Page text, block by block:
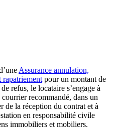
Assurance annulation,
rapatriement pour un montant de
refus, le locataire s’engage à
recommandé, dans un
de la réception du contrat et à
en responsabilité civile
immobiliers et mobiliers.